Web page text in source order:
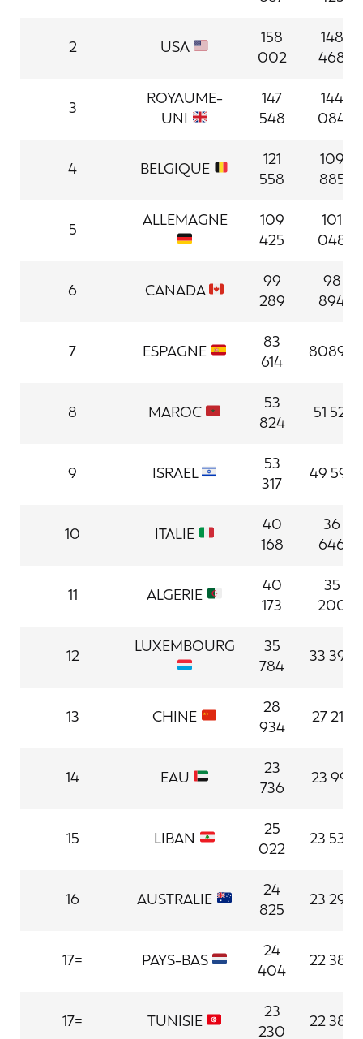
2 USA
158
002
148
468
3
ROYAUME-
UNI
147
548
144
084
4 BELGIQUE
121
558
109
885
5 ALLEMAGNE
109
425
101
048
6 CANADA
99
289
98
894
7 ESPAGNE
83
614
80894
8 MAROC
53
824
51 521
9 ISRAEL
53
317
49 597
10 ITALIE
40
168
36
646
11 ALGERIE
40
173
35
200
12 LUXEMBOURG
35
784
33 392
13 CHINE
28
934
27 216
14 EAU
23
736
23 991
15 LIBAN
25
022
23 534
16 AUSTRALIE
24
825
23 298
17= PAYS-BAS
24
404
22 389
17= TUNISIE
23
230
22 389